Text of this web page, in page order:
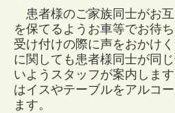
患者様のご家族同士がお
を保てるようお車等でお待
受け付けの際に声をおかけ
に関しても患者様同士が同
いようスタッフが案内しま
はイスやテーブルをアルコ
ます。